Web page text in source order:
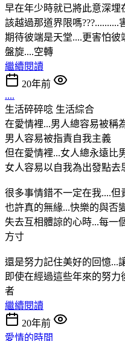
早在年少時就已將此意深埋
該越過那道界限嗎???..........
期待彼端是天堂....更害怕彼
盤旋....空轉
繼續閱讀
20年前
....
生活碎碎唸 生活綜合
在愛情裡...男人總容易被稱
男人容易被指責自我主義
但在愛情裡...女人總永遠比
女人容易以自我為出發點去
很多事情錯不一定在我....但
也許真的無緣...快樂的與否
失去互相體諒的心時...每一
方寸
還是努力記住美好的回憶...
即使在經過這些年來的努
者
繼續閱讀
20年前
愛情的時間